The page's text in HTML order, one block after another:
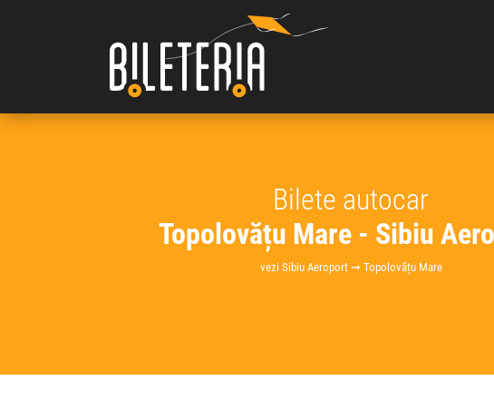
Bilete autocar
Topolovățu Mare - Sibiu
vezi Sibiu Aeroport ➞ Topolovățu Mare